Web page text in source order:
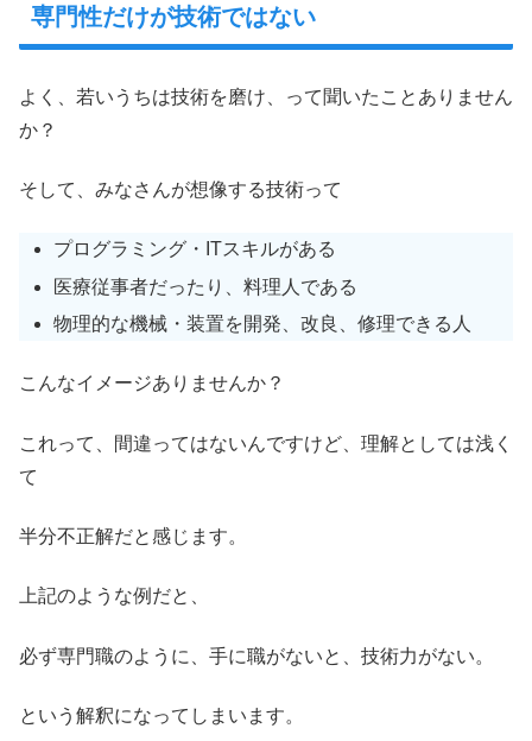
専門性だけが技術ではない
よく、若いうちは技術を磨け、って聞いたことありません
か？
そして、みなさんが想像する技術って
プログラミング・ITスキルがある
医療従事者だったり、料理人である
物理的な機械・装置を開発、改良、修理できる人
こんなイメージありませんか？
これって、間違ってはないんですけど、理解としては浅く
て
半分不正解だと感じます。
上記のような例だと、
必ず専門職のように、手に職がないと、技術力がない。
という解釈になってしまいます。